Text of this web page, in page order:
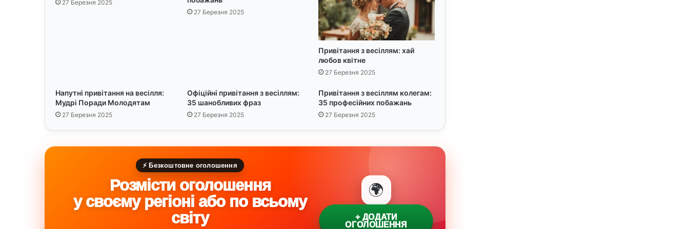
з
ш
н
и
о
і
д
27 Березня 2025
27 Березня 2025
Привітання з весіллям: хай
любов квітне
27 Березня 2025
Напутні привітання на весілля:
Мудрі Поради Молодятам
27 Березня 2025
Офіційні привітання з весіллям:
35 шанобливих фраз
27 Березня 2025
Привітання з весіллям колегам:
35 професійних побажань
27 Березня 2025
⚡ Безкоштовне оголошення
Розмісти оголошення
у своєму регіоні або по всьому
світу
🌍
+ ДОДАТИ
ОГОЛОШЕННЯ